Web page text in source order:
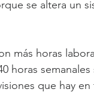
se altera un
más horas
horas
que hay